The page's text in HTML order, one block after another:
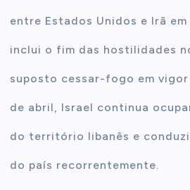
entre Estados Unidos e Irã
inclui o fim das hostilidades
suposto cessar-fogo em vigor
de abril, Israel continua
do território libanês e
do país recorrentemente.